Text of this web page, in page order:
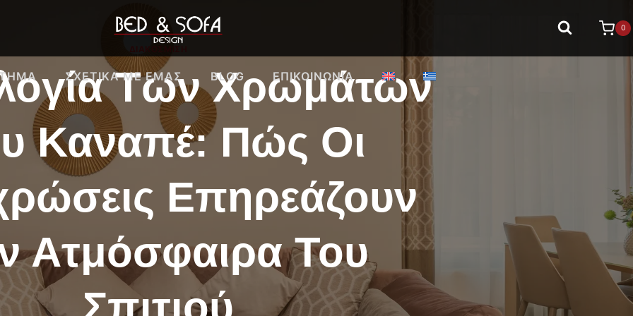
0
ΣΧΕΤΙΚΆ ΜΕ ΕΜΑΣ BLOG ΕΠΙΚΟΙΝΩΝΊΑ
Των Χρωμάτων
Καναπέ: Πώς Οι
Επηρεάζουν
Ατμόσφαιρα Του